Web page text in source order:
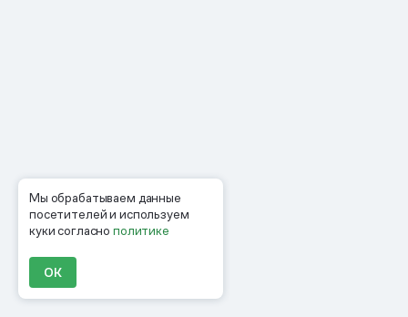
Мы обрабатываем данные
посетителей и используем
куки согласнополитике
ОК